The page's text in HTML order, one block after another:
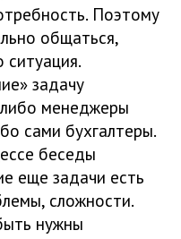
Поэтому
общаться,
ситуация.
задачу
менеджеры
сами бухгалтеры.
беседы
еще задачи есть
сложности.
нужны